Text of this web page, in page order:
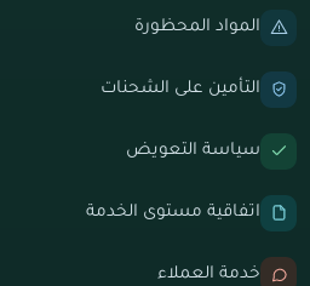
المواد المحظورة
التأمين على الشحنات
سياسة التعويض
اتفاقية مستوى الخدمة
خدمة العملاء